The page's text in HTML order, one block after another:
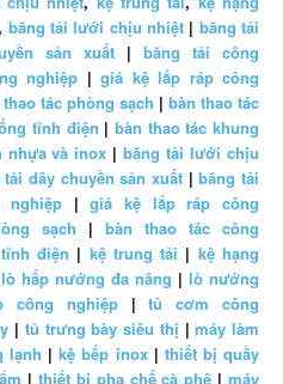
băng tải lưới chịu nhiệt| băng tải
sản xuất | băng tải công
nghiệp |giá kệ lắp ráp công
tác phòng sạch | bàn thao tác
tĩnh điện | bàn thao tác khung
nhựa và inox |băng tải lưới chịu
tải dây chuyền sản xuất |băng tải
|giá kệ lắp ráp công
sạch | bàn thao tác công
điện | kệ trung tải | kệ hạng
lò hấp nướng đa năng |lò nướng
công nghiệp|tủ cơm công
| tủ trưng bày siêu thị |máy làm
lạnh |kệ bếp inox| thiết bị quầy
| thiết bị pha chế cà phê | máy